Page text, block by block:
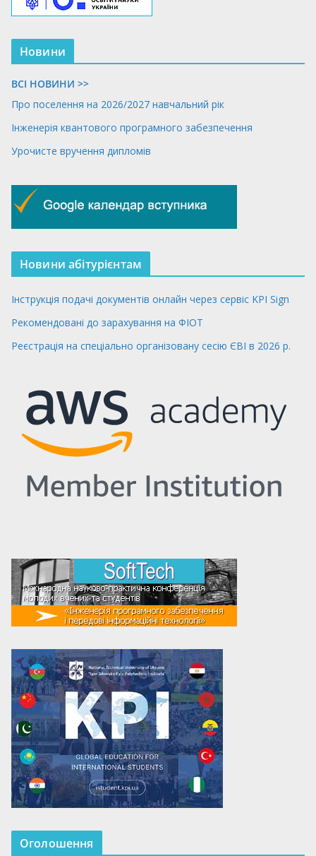
Новини
ВСІ НОВИНИ >>
Про поселення на 2026/2027 навчальний рік
Інженерія квантового програмного забезпечення
Урочисте вручення дипломів
Новини абітурієнтам
Інструкція подачі документів онлайн через сервіс KPI Sign
Рекомендовані до зарахування на ФІОТ
Реєстрація на спеціально організовану сесію ЄВІ в 2026 р.
Оголошення